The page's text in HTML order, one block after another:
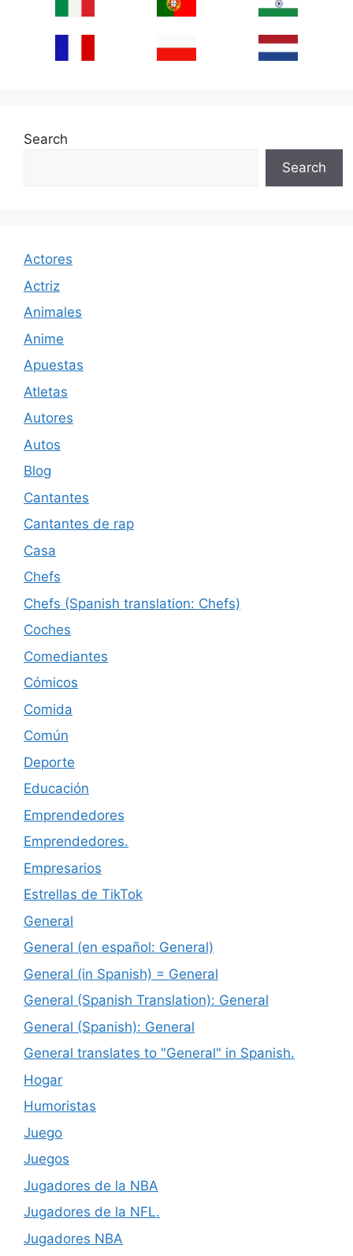
Search
Search
Actores
Actriz
Animales
Anime
Apuestas
Atletas
Autores
Autos
Blog
Cantantes
Cantantes de rap
Casa
Chefs
Chefs (Spanish translation: Chefs)
Coches
Comediantes
Cómicos
Comida
Común
Deporte
Educación
Emprendedores
Emprendedores.
Empresarios
Estrellas de TikTok
General
General (en español: General)
General (in Spanish) = General
General (Spanish Translation): General
General (Spanish): General
General translates to "General" in Spanish.
Hogar
Humoristas
Juego
Juegos
Jugadores de la NBA
Jugadores de la NFL.
Jugadores NBA